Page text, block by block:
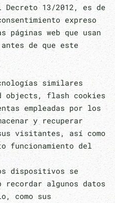
13/2012, es de
expreso
web que usan
de que este
similares
objects, flash cookies
empleadas por los
y recuperar
visitantes, así como
funcionamiento del
dispositivos se
recordar algunos datos
como sus